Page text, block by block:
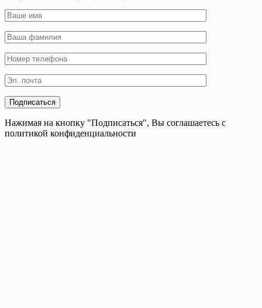
Нажимая на кнопку "Подписаться", Вы соглашаетесь с
политикой конфиденциальности